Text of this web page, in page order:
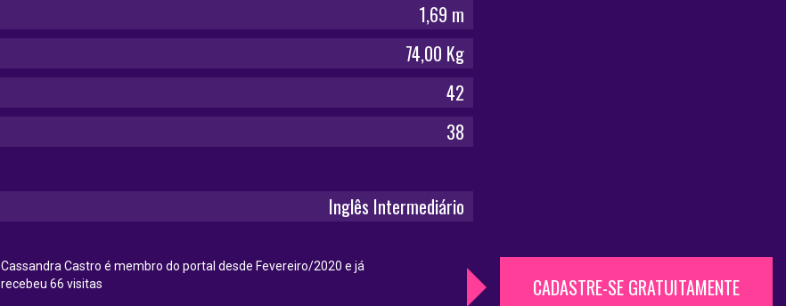
1,69 m
74,00 Kg
42
38
Inglês Intermediário
Cassandra Castro é membro do portal desde Fevereiro/2020 e já
recebeu 66 visitas
CADASTRE-SE GRATUITAMENTE